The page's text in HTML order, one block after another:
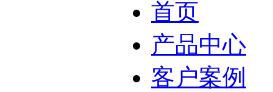
首页
产品中心
客户案例